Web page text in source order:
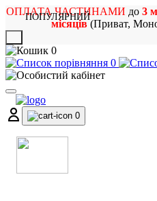
ОПЛАТА ЧАСТИНАМИ до 3
місяців(Приват,
0
0
0
ПОПУЛЯРНИЙ